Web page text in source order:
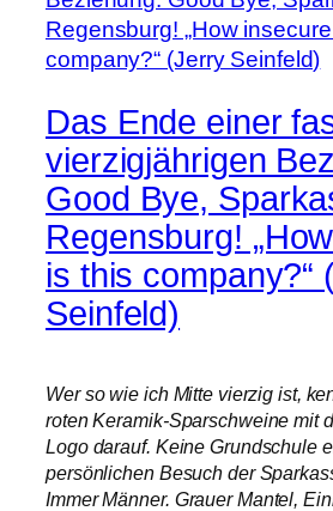
Das Ende einer
vierzigjährigen
Good Bye,
Regensburg!
is this company?“
Seinfeld)
Wer so wie ich Mitte vierzig ist,
roten Keramik-Sparschweine mit
Logo darauf. Keine Grundschule
persönlichen Besuch der
Immer Männer. Grauer Mantel,